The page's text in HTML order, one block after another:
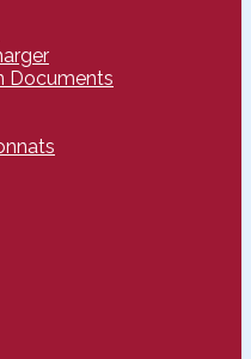
Documents